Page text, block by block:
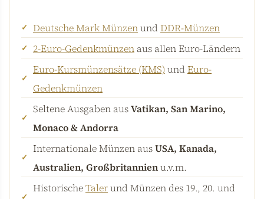
Deutsche Mark MünzenundDDR-Münzen
2-Euro-Gedenkmünzen aus allen Euro-Ländern
Euro-Kursmünzensätze (KMS) undEuro-
Gedenkmünzen
Seltene Ausgaben ausVatikan, San Marino,
Monaco & Andorra
Internationale Münzen ausUSA, Kanada,
Australien, Großbritannienu.v.m.
HistorischeTalerund Münzen des 19., 20. und